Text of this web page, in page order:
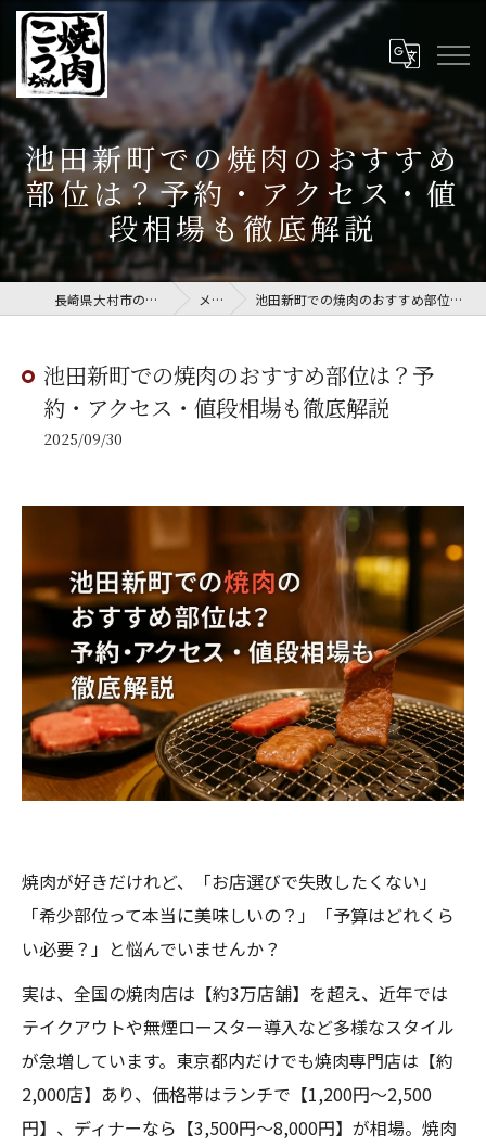
池田新町での焼肉のおすすめ
部位は？予約・アクセス・値
段相場も徹底解説
長崎県大村市の焼肉なら焼肉こうちゃん メディア 池田新町での焼肉のおすすめ部位は？予約・アクセス・値段相場も徹底解説
池田新町での焼肉のおすすめ部位は？予
約・アクセス・値段相場も徹底解説
2025/09/30
焼肉が好きだけれど、「お店選びで失敗したくない」
「希少部位って本当に美味しいの？」「予算はどれくら
い必要？」と悩んでいませんか？
実は、全国の焼肉店は【約3万店舗】を超え、近年では
テイクアウトや無煙ロースター導入など多様なスタイル
が急増しています。東京都内だけでも焼肉専門店は【約
2,000店】あり、価格帯はランチで【1,200円～2,500
円】、ディナーなら【3,500円～8,000円】が相場。焼肉